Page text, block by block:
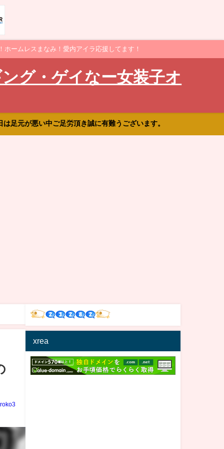
ームレスまなみ！愛内アイラ応援してます！
グ・ゲイなー女装子オ
足元が悪い中ご足労頂き誠に有難うございます。
xrea